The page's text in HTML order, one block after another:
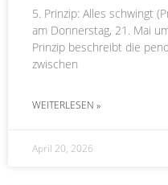
5. Prinzip: Alles schwingt
am Donnerstag, 21. Mai
Prinzip beschreibt die
zwischen
WEITERLESEN »
April 20, 2026